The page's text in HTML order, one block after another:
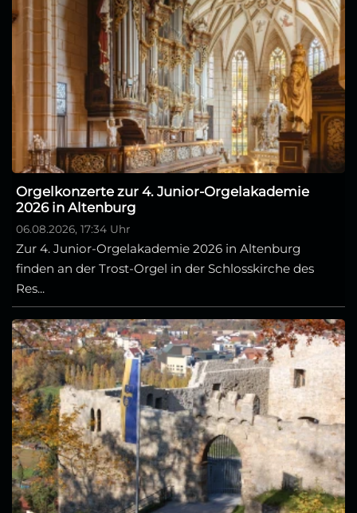
Orgelkonzerte zur 4. Junior-Orgelakademie
2026 in Altenburg
06.08.2026, 17:34 Uhr
Zur 4. Junior-Orgelakademie 2026 in Altenburg
finden an der Trost-Orgel in der Schlosskirche des
Res...